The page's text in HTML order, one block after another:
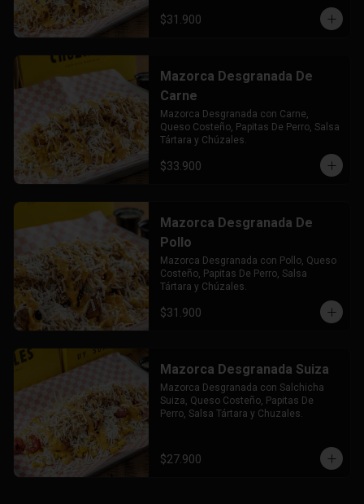
$31.900
Mazorca Desgranada De
Carne
Mazorca Desgranada con Carne,
Queso Costeño, Papitas De Perro, Salsa
Tártara y Chúzales.
$33.900
Mazorca Desgranada De
Pollo
Mazorca Desgranada con Pollo, Queso
Costeño, Papitas De Perro, Salsa
Tártara y Chúzales.
$31.900
Mazorca Desgranada Suiza
Mazorca Desgranada con Salchicha
Suiza, Queso Costeño, Papitas De
Perro, Salsa Tártara y Chuzales.
$27.900